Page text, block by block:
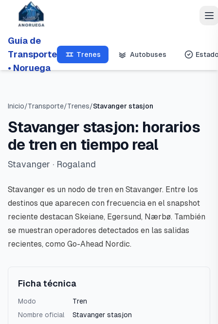
Guía de
Transporte
• Noruega
Trenes Autobuses
Inicio/Transporte/Trenes/Stavanger stasjon
Stavanger stasjon: horarios
de tren en tiempo real
Stavanger · Rogaland
Stavanger es un nodo de tren en Stavanger. Entre los
destinos que aparecen con frecuencia en el snapshot
reciente destacan Skeiane, Egersund, Nærbø. También
se muestran operadores detectados en las salidas
recientes, como Go-Ahead Nordic.
Ficha técnica
Modo
Tren
Nombre oficial
Stavanger stasjon